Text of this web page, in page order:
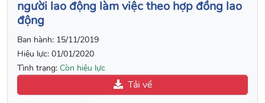
người lao động làm việc theo hợp đồng lao
động
Ban hành: 15/11/2019
Hiệu lực: 01/01/2020
Tình trạng: Còn hiệu lực
Tải về